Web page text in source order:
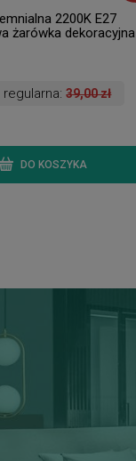
2200K E27
żarówka dekoracyjna
regularna:39,00 zł
DO KOSZYKA